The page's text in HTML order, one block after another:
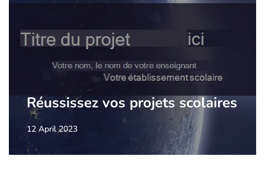
Réussissez vos projets scolaires
12 April 2023